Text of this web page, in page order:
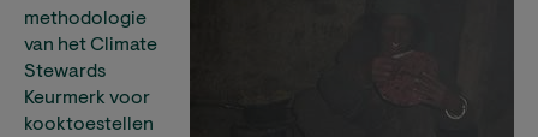
methodologie
van het Climate
Stewards
Keurmerk voor
kooktoestellen